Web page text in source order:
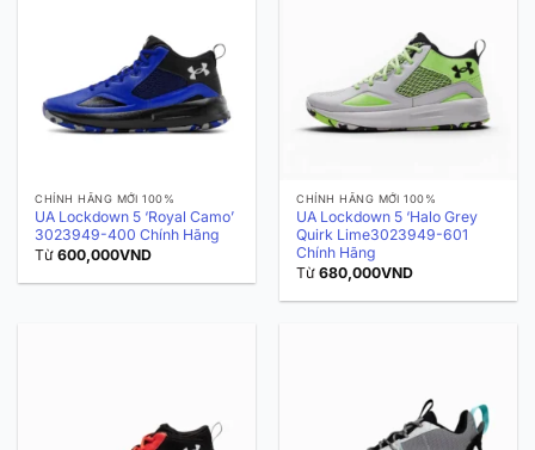
CHÍNH HÃNG MỚI 100%
UA Lockdown 5 ‘Royal Camo’
3023949-400 Chính Hãng
Từ600,000VND
CHÍNH HÃNG MỚI 100%
UA Lockdown 5 ‘Halo Grey
Quirk Lime3023949-601
Chính Hãng
Từ680,000VND